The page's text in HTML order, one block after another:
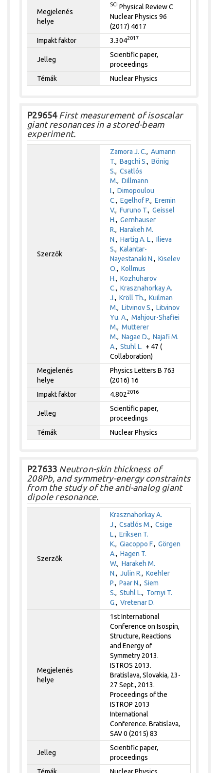
Megjelenés
helye
SCI Physical Review C
Nuclear Physics 96
(2017) 4617
Impakt faktor
3.3042017
Jelleg
Scientific paper,
proceedings
Témák
Nuclear Physics
P29654First measurement of isoscalar
giant resonances in a stored-beam
experiment.
Szerzők
Zamora J. C.,Aumann
T.,Bagchi S.,Bönig
S.,Csatlós
M.,Dillmann
I.,Dimopoulou
C.,Egelhof P.,Eremin
V.,Furuno T.,Geissel
H.,Gernhauser
R.,Harakeh M.
N.,Hartig A. L.,Ilieva
S.,Kalantar-
Nayestanaki N.,Kiselev
O.,Kollmus
H.,Kozhuharov
C.,Krasznahorkay A.
J.,Kröll Th.,Kuilman
M.,Litvinov S.,Litvinov
Yu. A.,Mahjour-Shafiei
M.,Mutterer
M.,Nagae D.,Najafi M.
A.,Stuhl L. + 47 (
Collaboration)
Megjelenés
helye
Physics Letters B 763
(2016) 16
Impakt faktor
4.8022016
Jelleg
Scientific paper,
proceedings
Témák
Nuclear Physics
P27633 Neutron-skin thickness of
208Pb, and symmetry-energy constraints
from the study of the anti-analog giant
dipole resonance.
Szerzők
Krasznahorkay A.
J.,Csatlós M.,Csige
L.,Eriksen T.
K.,Giacoppo F.,Görgen
A.,Hagen T.
W.,Harakeh M.
N.,Julin R.,Koehler
P.,Paar N.,Siem
S.,Stuhl L., Tornyi T.
G.,Vretenar D.
Megjelenés
helye
1st International
Conference on Isospin,
Structure, Reactions
and Energy of
Symmetry 2013.
ISTROS 2013.
Bratislava, Slovakia, 23-
27 Sept., 2013.
Proceedings of the
ISTROP 2013
International
Conference. Bratislava,
SAV 0 (2015) 83
Jelleg
Scientific paper,
proceedings
Témák
Nuclear Physics